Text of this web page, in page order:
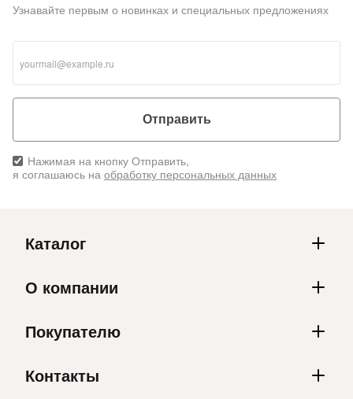
Узнавайте первым о новинках и специальных предложениях
Отправить
Нажимая на кнопку Отправить,
я соглашаюсь на обработку персональных данных
Каталог
О компании
Покупателю
Контакты